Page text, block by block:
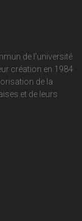
de l'université
création en 1984
de la
et de leurs